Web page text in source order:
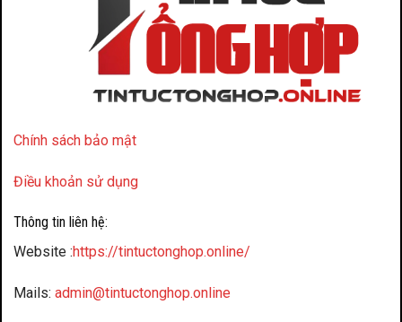
Chính sách bảo mật
Điều khoản sử dụng
Thông tin liên hệ:
Website :https://tintuctonghop.online/
Mails: admin@tintuctonghop.online